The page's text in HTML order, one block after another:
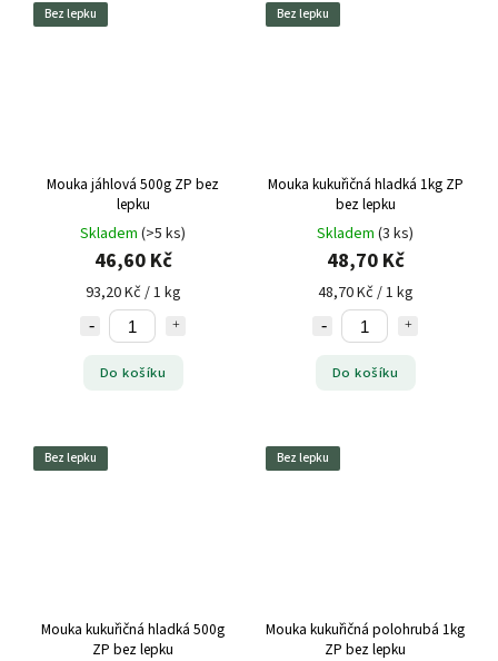
Bez lepku
Mouka jáhlová 500g ZP bez
lepku
Skladem (>5 ks)
46,60 Kč
93,20 Kč / 1 kg
Do košíku
Bez lepku
Mouka kukuřičná hladká 1kg ZP
bez lepku
Skladem (3 ks)
48,70 Kč
48,70 Kč / 1 kg
Do košíku
Bez lepku
Mouka kukuřičná hladká 500g
ZP bez lepku
Bez lepku
Mouka kukuřičná polohrubá 1kg
ZP bez lepku